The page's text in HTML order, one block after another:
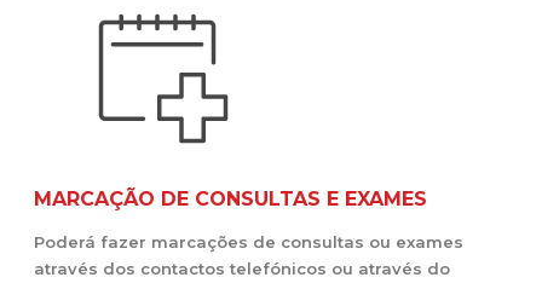
MARCAÇÃO DE CONSULTAS E EXAMES
Poderá fazer marcações de consultas ou exames
através dos contactos telefónicos ou através do